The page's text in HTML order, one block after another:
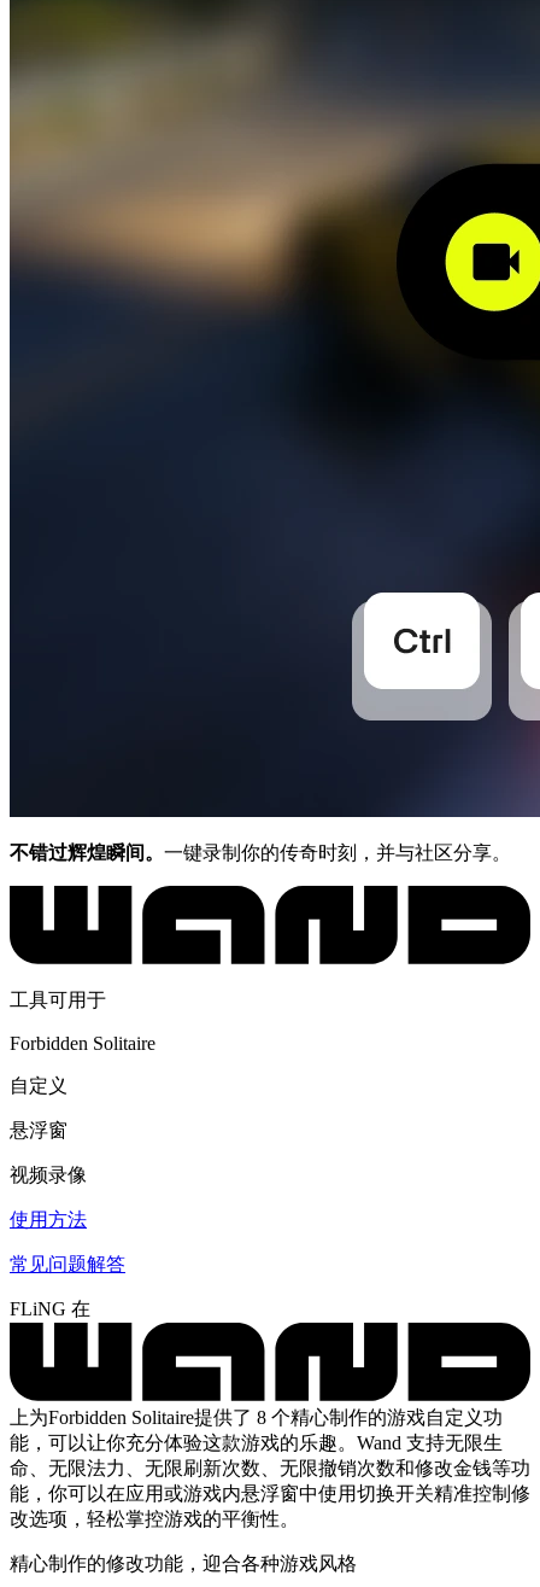
不错过辉煌瞬间。 一键录制你的传奇时刻，并与社区分享。
工具可用于
Forbidden Solitaire
自定义
悬浮窗
视频录像
使用方法
常见问题解答
FLiNG 在
上为Forbidden Solitaire提供了 8 个精心制作的游戏自定义功
能，可以让你充分体验这款游戏的乐趣。Wand 支持无限生
命、无限法力、无限刷新次数、无限撤销次数和修改金钱等功
能，你可以在应用或游戏内悬浮窗中使用切换开关精准控制修
改选项，轻松掌控游戏的平衡性。
精心制作的修改功能，迎合各种游戏风格